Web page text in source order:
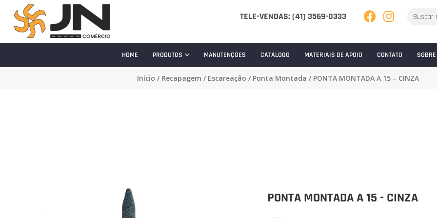
TELE-VENDAS: (41) 3569-0333
HOME PRODUTOS MANUTENÇÕES CATÁLOGO MATERIAIS DE APOIO CONTATO
Início / Recapagem / Escareação / Ponta Montada / PONTA MONTADA A 15 – CINZA
PONTA MONTADA A 15 - CINZA